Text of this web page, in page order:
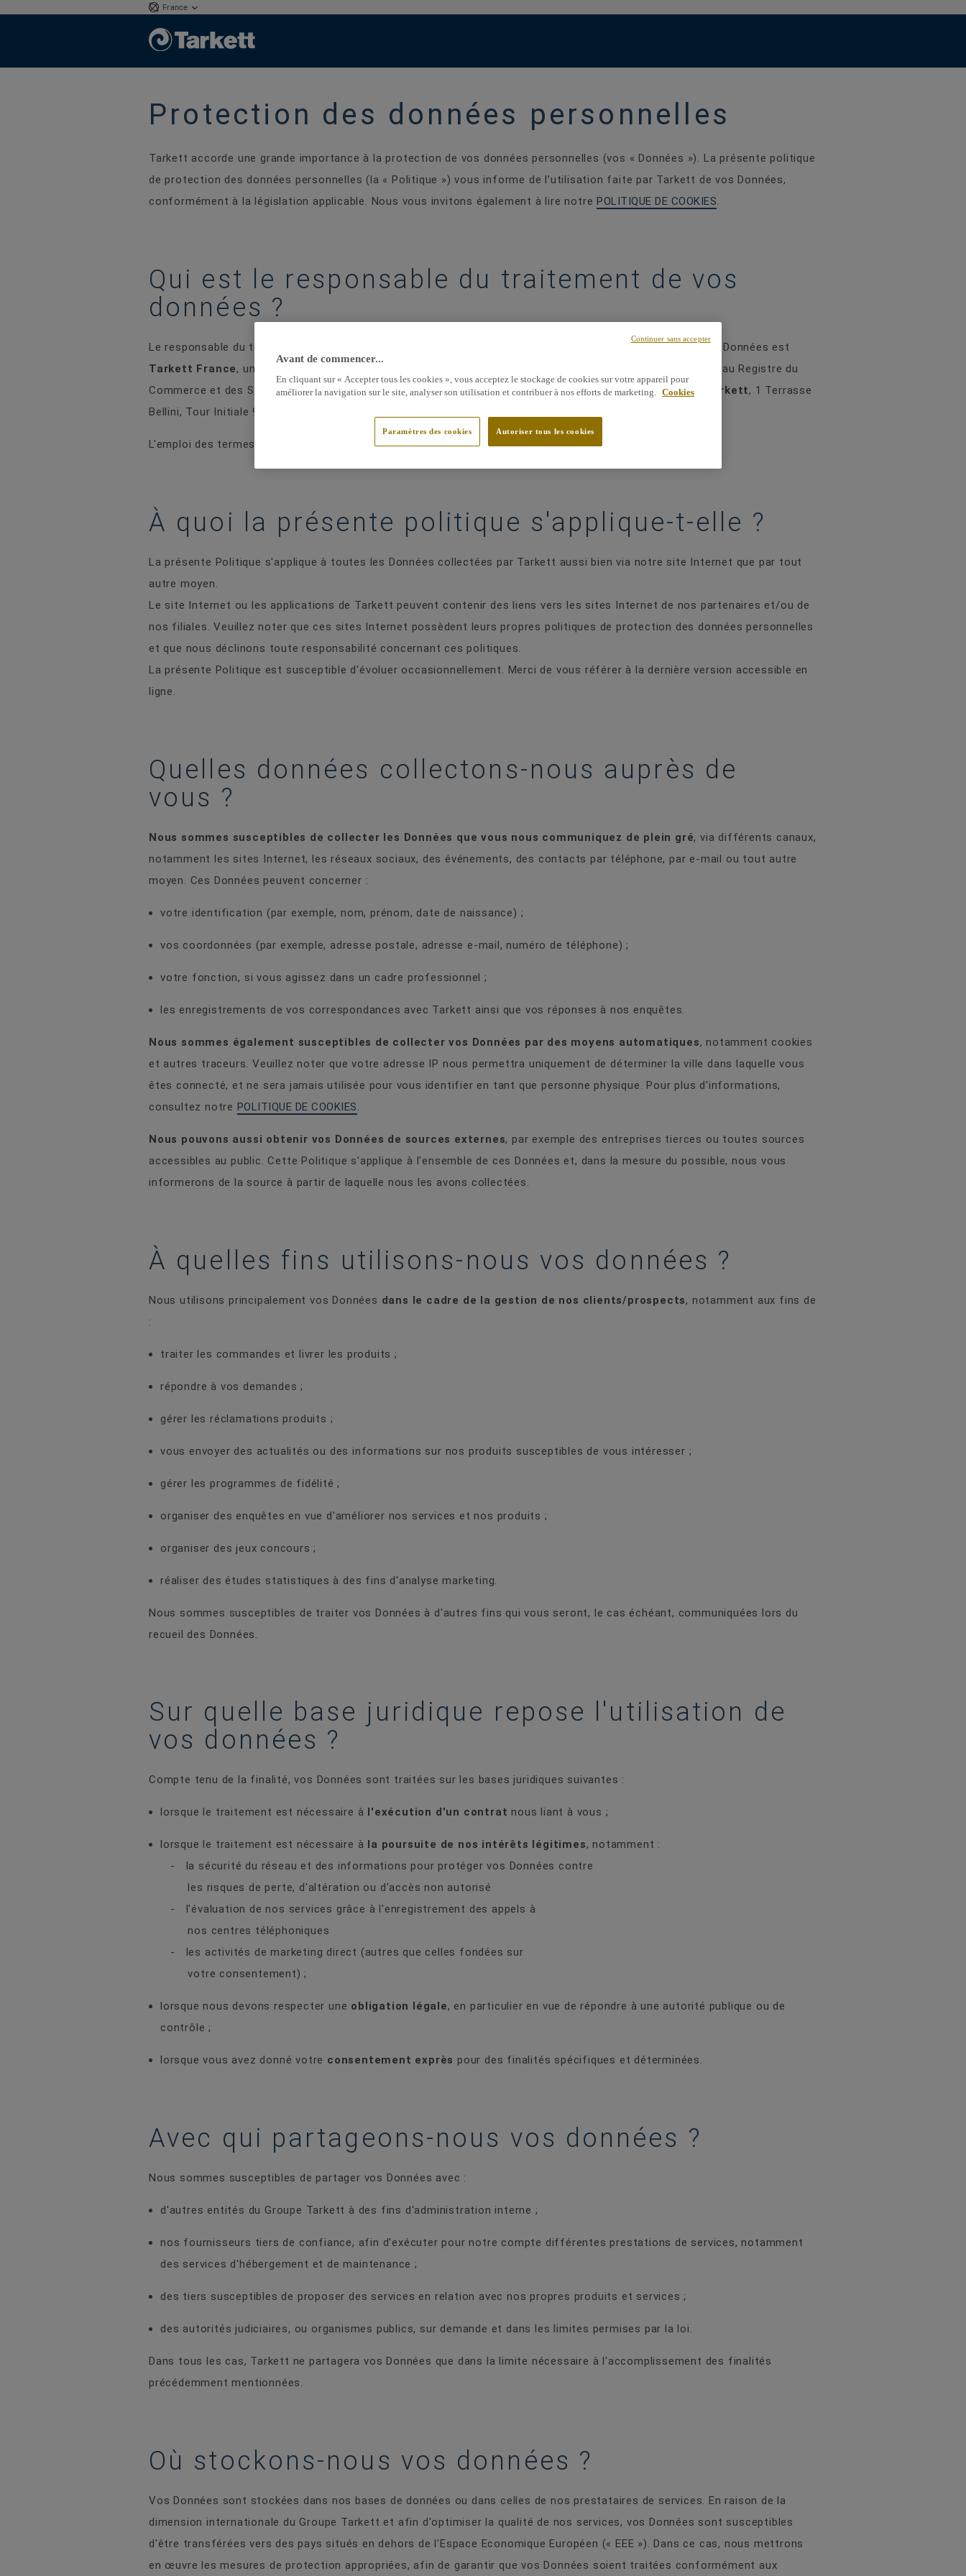
France
Protection des données personnelles
Tarkett accorde une grande importance à la protection de vos données personnelles (vos « Données »). La présente politique
de protection des données personnelles (la « Politique ») vous informe de l’utilisation faite par Tarkett de vos Données,
conformément à la législation applicable. Nous vous invitons également à lire notrePOLITIQUE DE COOKIES.
Qui est le responsable du traitement de vos
données ?
Le responsable du traitement de vos Données, qui décide des finalités et des moyens du traitement de vos Données est
Tarkett France, une société par actions simplifiées française au capital de 7 700 000 euros, immatriculée au Registre du
Commerce et des Sociétés de Nanterre sous le numéro 410 081 640 et dont le siège social est situé à :
Tarkett, 1 Terrasse
Bellini, Tour Initiale 92919 Paris La Défense, France (ci-après dénommée « Tarkett »).
L'emploi des termes « nous », « notre », ou « nos » fait référence à Tarkett France.
À quoi la présente politique s'applique-t-elle ?
La présente Politique s'applique à toutes les Données collectées par Tarkett aussi bien via notre site Internet que par tout
autre moyen.
Le site Internet ou les applications de Tarkett peuvent contenir des liens vers les sites Internet de nos partenaires et/ou de
nos filiales. Veuillez noter que ces sites Internet possèdent leurs propres politiques de protection des données personnelles
et que nous déclinons toute responsabilité concernant ces politiques.
La présente Politique est susceptible d'évoluer occasionnellement. Merci de vous référer à la dernière version accessible en
ligne.
Quelles données collectons-nous auprès de
vous ?
Nous sommes susceptibles de collecter les Données que vous nous communiquez de plein gré, via différents canaux,
notamment les sites Internet, les réseaux sociaux, des événements, des contacts par téléphone, par e-mail ou tout autre
moyen. Ces Données peuvent concerner :
votre identification (par exemple, nom, prénom, date de naissance) ;
vos coordonnées (par exemple, adresse postale, adresse e-mail, numéro de téléphone) ;
votre fonction, si vous agissez dans un cadre professionnel ;
les enregistrements de vos correspondances avec Tarkett ainsi que vos réponses à nos enquêtes.
Nous sommes également susceptibles de collecter vos Données par des moyens automatiques, notamment cookies
et autres traceurs. Veuillez noter que votre adresse IP nous permettra uniquement de déterminer la ville dans laquelle vous
êtes connecté, et ne sera jamais utilisée pour vous identifier en tant que personne physique. Pour plus d'informations,
consultez notre POLITIQUE DE COOKIES.
Nous pouvons aussi obtenir vos Données de sources externes, par exemple des entreprises tierces ou toutes sources
accessibles au public. Cette Politique s'applique à l'ensemble de ces Données et, dans la mesure du possible, nous vous
informerons de la source à partir de laquelle nous les avons collectées.
À quelles fins utilisons-nous vos données ?
Nous utilisons principalement vos Données dans le cadre de la gestion de nos clients/prospects, notamment aux fins de
:
traiter les commandes et livrer les produits ;
répondre à vos demandes ;
gérer les réclamations produits ;
vous envoyer des actualités ou des informations sur nos produits susceptibles de vous intéresser ;
gérer les programmes de fidélité ;
organiser des enquêtes en vue d'améliorer nos services et nos produits ;
organiser des jeux concours ;
réaliser des études statistiques à des fins d'analyse marketing.
Nous sommes susceptibles de traiter vos Données à d'autres fins qui vous seront, le cas échéant, communiquées lors du
recueil des Données.
Sur quelle base juridique repose l'utilisation de
vos données ?
Compte tenu de la finalité, vos Données sont traitées sur les bases juridiques suivantes :
lorsque le traitement est nécessaire à l'exécution d'un contrat nous liant à vous ;
lorsque le traitement est nécessaire à la poursuite de nos intérêts légitimes, notamment :
- la sécurité du réseau et des informations pour protéger vos Données contre
les risques de perte, d'altération ou d'accès non autorisé
- l'évaluation de nos services grâce à l'enregistrement des appels à
nos centres téléphoniques
- les activités de marketing direct (autres que celles fondées sur
votre consentement) ;
lorsque nous devons respecter une obligation légale, en particulier en vue de répondre à une autorité publique ou de
contrôle ;
lorsque vous avez donné votre consentement exprès pour des finalités spécifiques et déterminées.
Avec qui partageons-nous vos données ?
Nous sommes susceptibles de partager vos Données avec :
d'autres entités du Groupe Tarkett à des fins d'administration interne ;
nos fournisseurs tiers de confiance, afin d'exécuter pour notre compte différentes prestations de services, notamment
des services d'hébergement et de maintenance ;
des tiers susceptibles de proposer des services en relation avec nos propres produits et services ;
des autorités judiciaires, ou organismes publics, sur demande et dans les limites permises par la loi.
Dans tous les cas, Tarkett ne partagera vos Données que dans la limite nécessaire à l'accomplissement des finalités
précédemment mentionnées.
Où stockons-nous vos données ?
Vos Données sont stockées dans nos bases de données ou dans celles de nos prestataires de services. En raison de la
dimension internationale du Groupe Tarkett et afin d'optimiser la qualité de nos services, vos Données sont susceptibles
d'être transférées vers des pays situés en dehors de l'Espace Economique Européen (« EEE »). Dans ce cas, nous mettrons
en œuvre les mesures de protection appropriées, afin de garantir que vos Données soient traitées conformément aux
Avant de commencer...
En cliquant sur « Accepter tous les cookies », vous acceptez le stockage de cookies sur votre appareil pour
améliorer la navigation sur le site, analyser son utilisation et contribuer à nos efforts de marketing. Cookies
Paramètres des cookies Autoriser tous les cookies
Continuer sans accepter